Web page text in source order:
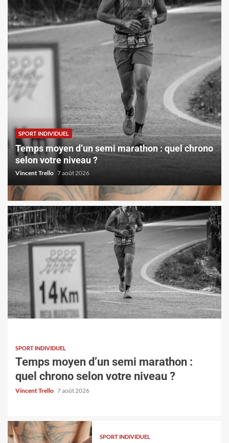
SPORT INDIVIDUEL
Temps moyen d’un semi marathon : quel chrono
selon votre niveau ?
Vincent Trello 7 août 2026
Mal au dos au reveil : quelles sont les causes
les plus fréquentes ?
Vincent Trello
SPORT INDIVIDUEL
Temps moyen d’un semi marathon :
quel chrono selon votre niveau ?
Vincent Trello 7 août 2026
SPORT INDIVIDUEL